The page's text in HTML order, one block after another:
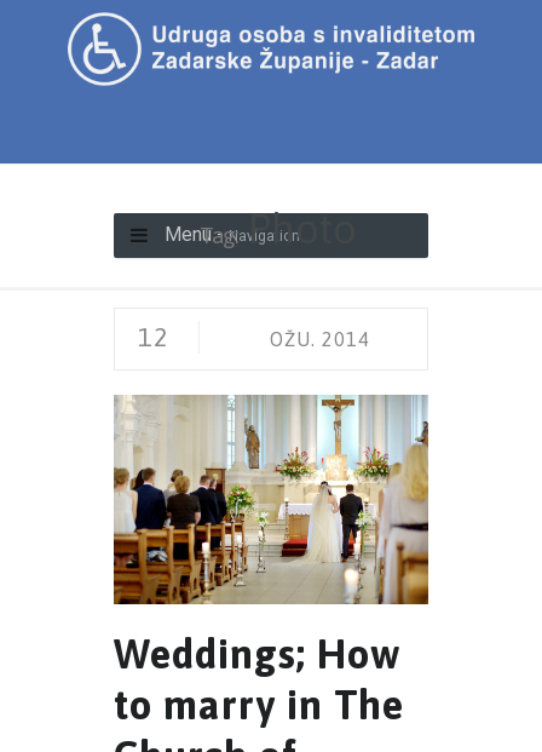
Menu -Navigation
Tag:Photo
12 OŽU. 2014
Weddings; How
to marry in The